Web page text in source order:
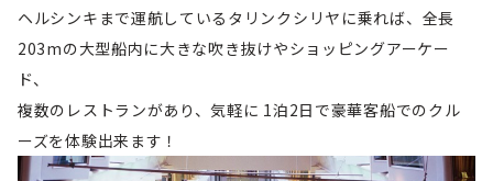
ヘルシンキまで運航しているタリンクシリヤに乗れば、全長
203mの大型船内に大きな吹き抜けやショッピングアーケー
ド、
複数のレストランがあり、気軽に 1泊2日で豪華客船でのクル
ーズを体験出来ます！